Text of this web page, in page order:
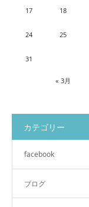
« 3月
17 18
24 25
31
カテゴリー
facebook
ブログ